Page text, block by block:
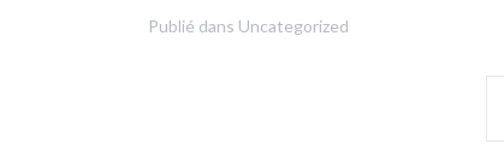
Publié dans Uncategorized